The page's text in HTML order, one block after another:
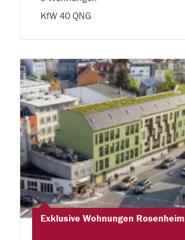
KfW 40 QNG
Exklusive Wohnungen Rosenheim